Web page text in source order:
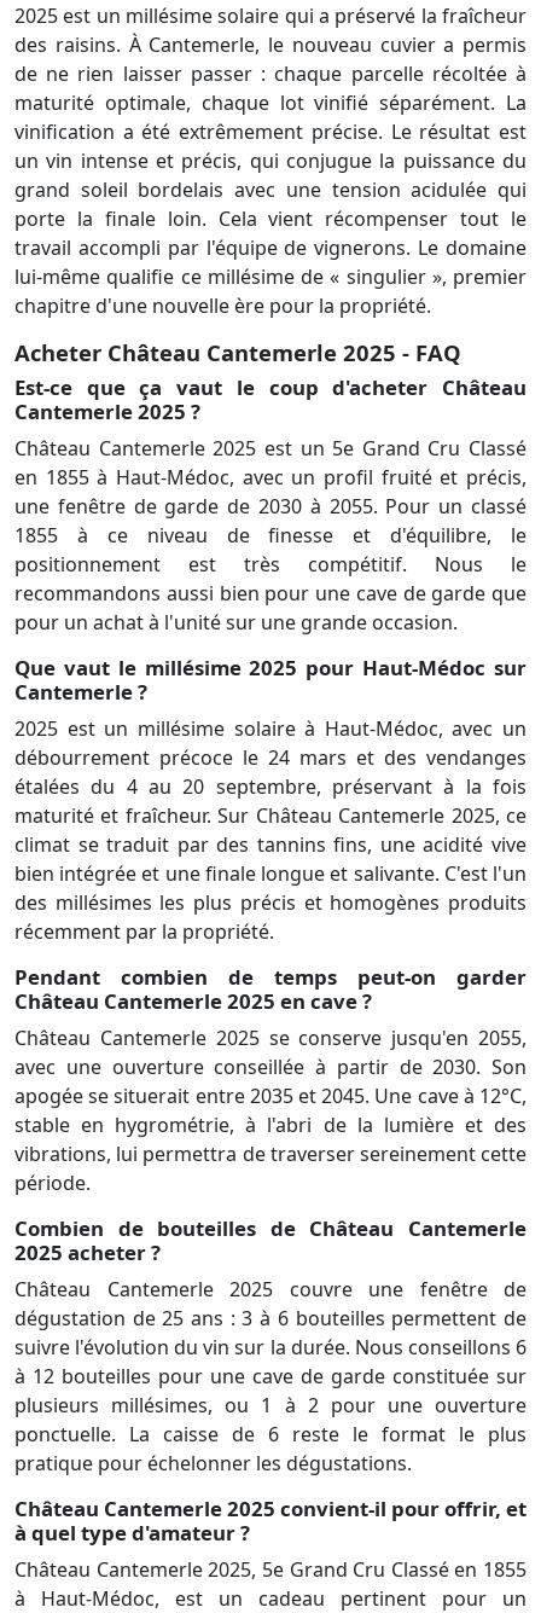
2025 est un millésime solaire qui a préservé la fraîcheur
des raisins. À Cantemerle, le nouveau cuvier a permis
de ne rien laisser passer : chaque parcelle récoltée à
maturité optimale, chaque lot vinifié séparément. La
vinification a été extrêmement précise. Le résultat est
un vin intense et précis, qui conjugue la puissance du
grand soleil bordelais avec une tension acidulée qui
porte la finale loin. Cela vient récompenser tout le
travail accompli par l'équipe de vignerons. Le domaine
lui-même qualifie ce millésime de « singulier », premier
chapitre d'une nouvelle ère pour la propriété.
Acheter Château Cantemerle 2025 - FAQ
Est-ce que ça vaut le coup d'acheter Château
Cantemerle 2025 ?
Château Cantemerle 2025 est un 5e Grand Cru Classé
en 1855 à Haut-Médoc, avec un profil fruité et précis,
une fenêtre de garde de 2030 à 2055. Pour un classé
1855 à ce niveau de finesse et d'équilibre, le
positionnement est très compétitif. Nous le
recommandons aussi bien pour une cave de garde que
pour un achat à l'unité sur une grande occasion.
Que vaut le millésime 2025 pour Haut-Médoc sur
Cantemerle ?
2025 est un millésime solaire à Haut-Médoc, avec un
débourrement précoce le 24 mars et des vendanges
étalées du 4 au 20 septembre, préservant à la fois
maturité et fraîcheur. Sur Château Cantemerle 2025, ce
climat se traduit par des tannins fins, une acidité vive
bien intégrée et une finale longue et salivante. C'est l'un
des millésimes les plus précis et homogènes produits
récemment par la propriété.
Pendant combien de temps peut-on garder
Château Cantemerle 2025 en cave ?
Château Cantemerle 2025 se conserve jusqu'en 2055,
avec une ouverture conseillée à partir de 2030. Son
apogée se situerait entre 2035 et 2045. Une cave à 12°C,
stable en hygrométrie, à l'abri de la lumière et des
vibrations, lui permettra de traverser sereinement cette
période.
Combien de bouteilles de Château Cantemerle
2025 acheter ?
Château Cantemerle 2025 couvre une fenêtre de
dégustation de 25 ans : 3 à 6 bouteilles permettent de
suivre l'évolution du vin sur la durée. Nous conseillons 6
à 12 bouteilles pour une cave de garde constituée sur
plusieurs millésimes, ou 1 à 2 pour une ouverture
ponctuelle. La caisse de 6 reste le format le plus
pratique pour échelonner les dégustations.
Château Cantemerle 2025 convient-il pour offrir, et
à quel type d'amateur ?
Château Cantemerle 2025, 5e Grand Cru Classé en 1855
à Haut-Médoc, est un cadeau pertinent pour un